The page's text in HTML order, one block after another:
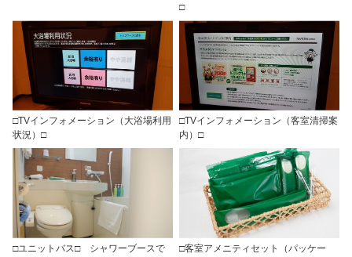
□
□TVインフォメーション（大浴場利用
状況）□
□TVインフォメーション（客室清掃案
内）□
□ユニットバス□ シャワーブースで
□客室アメニティセット（パッケー